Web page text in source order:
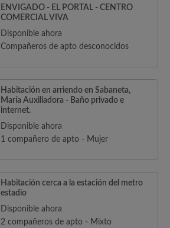
ENVIGADO - EL PORTAL - CENTRO
COMERCIAL VIVA
Disponible ahora
Compañeros de apto desconocidos
Habitación en arriendo en Sabaneta,
María Auxiliadora - Baño privado e
internet.
Disponible ahora
1 compañero de apto - Mujer
Habitación cerca a la estación del metro
estadio
Disponible ahora
2 compañeros de apto - Mixto